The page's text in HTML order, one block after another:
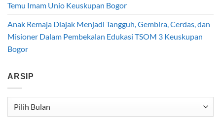
Temu Imam Unio Keuskupan Bogor
Anak Remaja Diajak Menjadi Tangguh, Gembira, Cerdas, dan
Misioner Dalam Pembekalan Edukasi TSOM 3 Keuskupan
Bogor
ARSIP